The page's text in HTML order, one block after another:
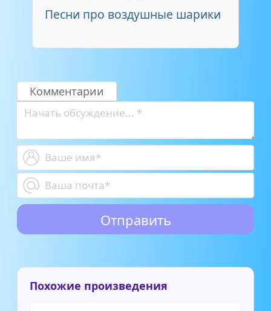
Песни про воздушные шарики
Комментарии
Похожие произведения